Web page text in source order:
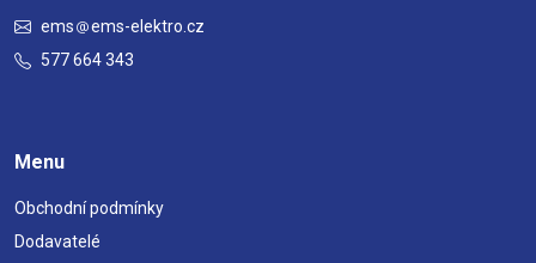
ems
ems-elektro.cz
577 664 343
Menu
Obchodní podmínky
Dodavatelé